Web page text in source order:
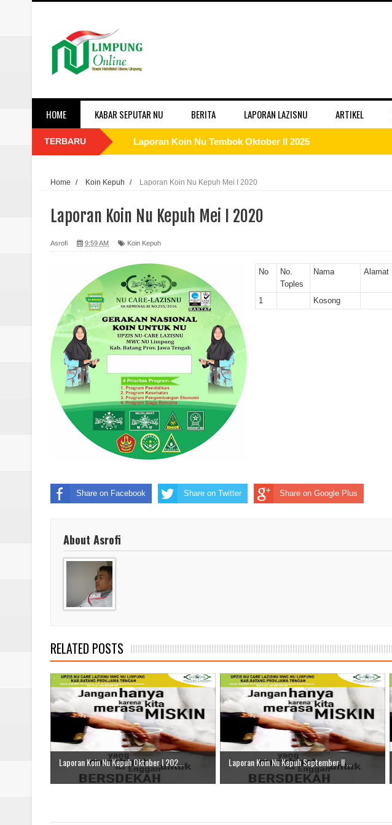
HOME KABAR SEPUTAR NU BERITA LAPORAN LAZISNU ARTIKEL
TERBARU Laporan Koin Nu Tembok Oktober II 2025
Laporan Koin Nu Sempu Oktober II 2025
Laporan Koin Nu Rowosari Oktober II 2025
Laporan Koin Nu Pungangan Oktober II 2025
Laporan Koin Nu Plumbon Oktober II 2025
Laporan Koin Nu Ngaliyan Oktober II 2025
Laporan Koin Nu Lobang Oktober II 2025
Laporan Koin Nu Limpung Oktober II 2025
Laporan Koin Nu Kepuh Oktober II 2025
Laporan Koin Nu Kalisalak Oktober II 2025
Laporan Koin Nu Dlisen Oktober II 2025
Home / Koin Kepuh / Laporan Koin Nu Kepuh Mei I 2020
Laporan Koin Nu Kepuh Mei I 2020
Asrofi 9:59 AM Koin Kepuh
No
No.
Toples
Nama Alamat
1 Kosong
Share on Facebook Share on Twitter Share on Google Plus
About Asrofi
RELATED POSTS
Laporan Koin Nu Kepuh Oktober I 202... Laporan Koin Nu Kepuh September II ...